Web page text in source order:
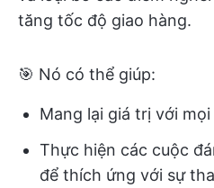
tăng tốc độ giao hàng.
🎯 Nó có thể giúp:
Mang lại giá trị với
Thực hiện các cuộc
để thích ứng với sự